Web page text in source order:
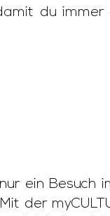
du
ein Besuch
der